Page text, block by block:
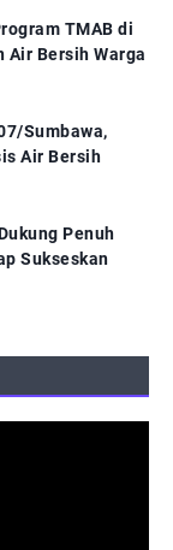
TMAB di
Air Bersih Warga
Sumbawa,
Air Bersih
Penuh
Sukseskan